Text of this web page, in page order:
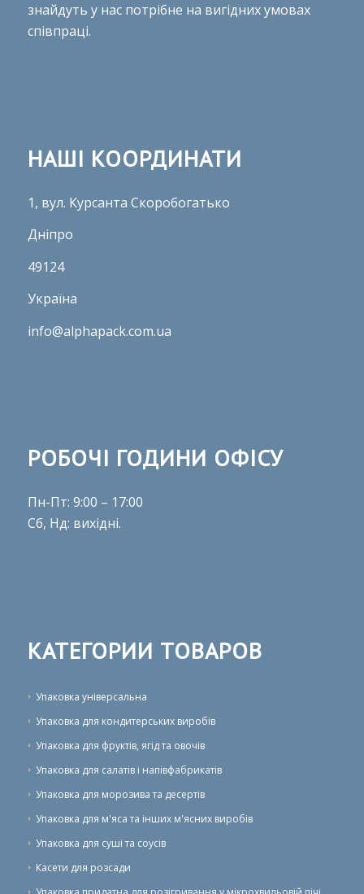
знайдуть у нас потрібне на вигідних умовах
співпраці.
НАШІ КООРДИНАТИ
1, вул. Курсанта Скоробогатько
Дніпро
49124
Україна
info@alphapack.com.ua
РОБОЧІ ГОДИНИ ОФІСУ
Пн-Пт: 9:00 – 17:00
Сб, Нд: вихідні.
КАТЕГОРИИ ТОВАРОВ
Упаковка універсальна
Упаковка для кондитерських виробів
Упаковка для фруктів, ягід та овочів
Упаковка для салатів і напівфабрикатів
Упаковка для морозива та десертів
Упаковка для м'яса та інших м'ясних виробів
Упаковка для суші та соусів
Касети для розсади